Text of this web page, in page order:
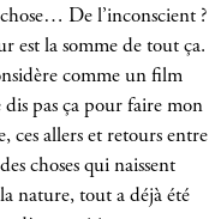
De l’inconscient ?
est la somme de tout ça.
comme un film
dis pas ça pour faire mon
ces allers et retours entre
choses qui naissent
nature, tout a déjà été